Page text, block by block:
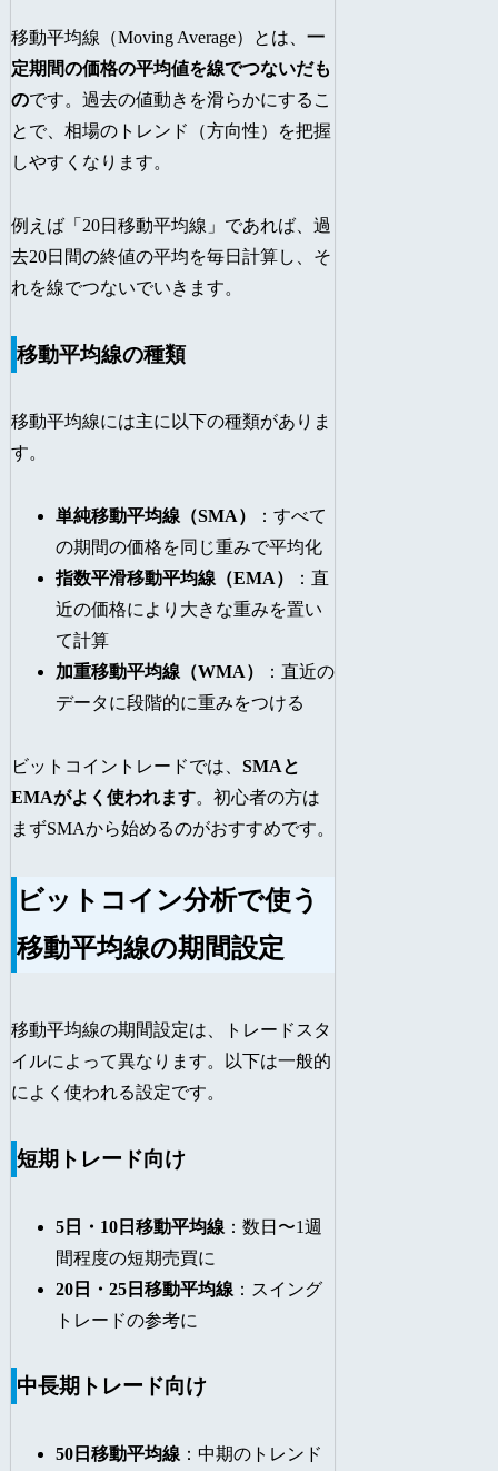
移動平均線（Moving Average）とは、一
定期間の価格の平均値を線でつないだも
のです。過去の値動きを滑らかにするこ
とで、相場のトレンド（方向性）を把握
しやすくなります。
例えば「20日移動平均線」であれば、過
去20日間の終値の平均を毎日計算し、そ
れを線でつないでいきます。
移動平均線の種類
移動平均線には主に以下の種類がありま
す。
単純移動平均線（SMA）
：すべて
の期間の価格を同じ重みで平均化
指数平滑移動平均線（EMA）
：直
近の価格により大きな重みを置い
て計算
加重移動平均線（WMA）
：直近の
データに段階的に重みをつける
ビットコイントレードでは、SMAと
EMAがよく使われます。初心者の方は
まずSMAから始めるのがおすすめです。
ビットコイン分析で使う
移動平均線の期間設定
移動平均線の期間設定は、トレードスタ
イルによって異なります。以下は一般的
によく使われる設定です。
短期トレード向け
5日・10日移動平均線 ：数日〜1週
間程度の短期売買に
20日・25日移動平均線 ：スイング
トレードの参考に
中長期トレード向け
50日移動平均線 ：中期のトレンド